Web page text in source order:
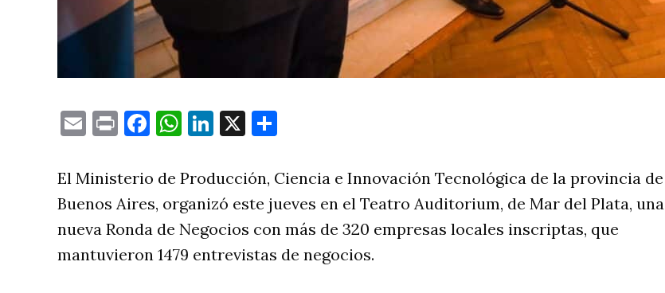
EmailPrintFacebook
WhatsApp
LinkedIn
X
El Ministerio de Producción, Ciencia e Innovación Tecnológica de la provincia de
Buenos Aires, organizó este jueves en el Teatro Auditorium, de Mar del Plata, una
nueva Ronda de Negocios con más de 320 empresas locales inscriptas, que
mantuvieron 1479 entrevistas de negocios.